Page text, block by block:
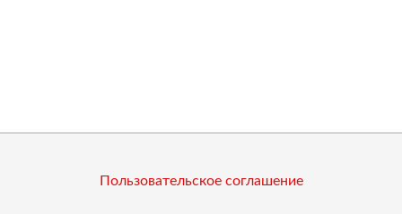
Пользовательское соглашение